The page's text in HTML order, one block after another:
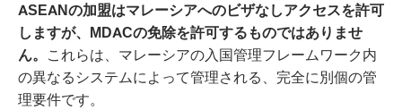
ASEANの加盟はマレーシアへのビザなしアクセスを許可
しますが、MDACの免除を許可するものではありませ
ん。 これらは、マレーシアの入国管理フレームワーク内
の異なるシステムによって管理される、完全に別個の管
理要件です。